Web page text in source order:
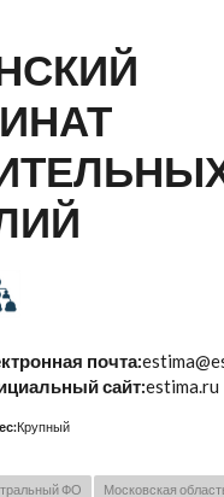
почта:
сайт:estima.ru
Крупный
ФО Московская